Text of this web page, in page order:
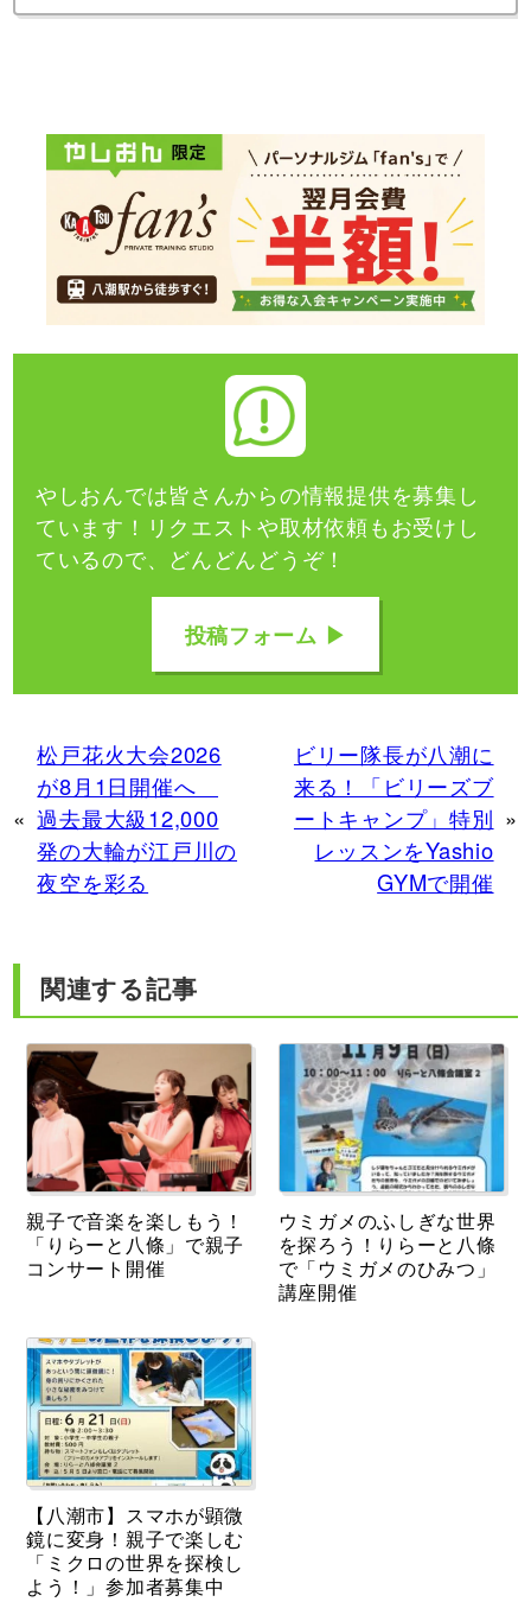
やしおんでは皆さんからの情報提供を募集し
ています！ リクエストや取材依頼もお受けし
ているので、どんどんどうぞ！
投稿フォーム ▶
«
松戸花火大会2026
が8月1日開催へ
過去最大級12,000
発の大輪が江戸川の
夜空を彩る
ビリー隊長が八潮に
来る！「ビリーズブ
ートキャンプ」特別
レッスンをYashio
GYMで開催
»
関連する記事
親子で音楽を楽しもう！
「りらーと八條」で親子
コンサート開催
ウミガメのふしぎな世界
を探ろう！りらーと八條
で「ウミガメのひみつ」
講座開催
【八潮市】スマホが顕微
鏡に変身！親子で楽しむ
「ミクロの世界を探検し
よう！」参加者募集中